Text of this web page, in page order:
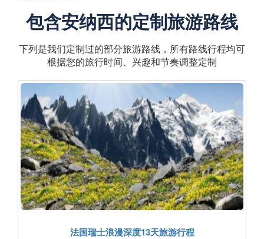
包含安纳西的定制旅游路线
下列是我们定制过的部分旅游路线，所有路线行程均可
根据您的旅行时间、兴趣和节奏调整定制
法国瑞士浪漫深度13天旅游行程